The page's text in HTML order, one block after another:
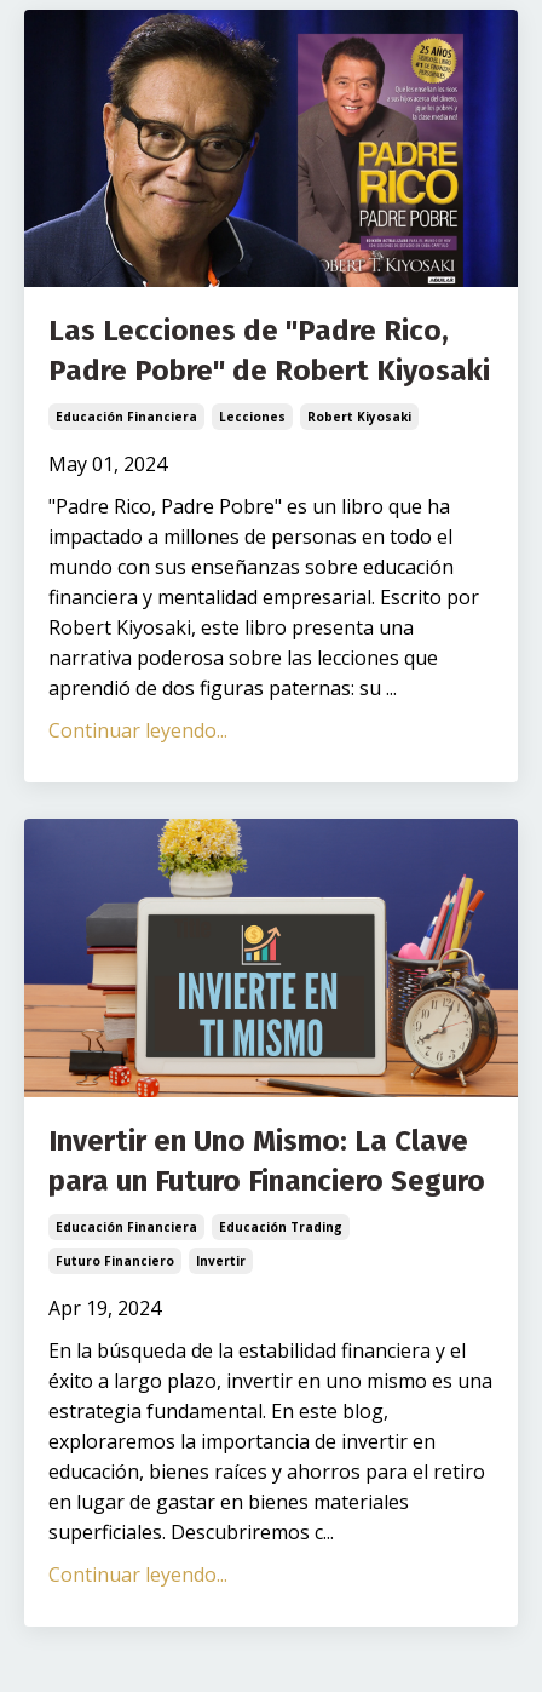
Las Lecciones de "Padre Rico,
Padre Pobre" de Robert Kiyosaki
Educación Financiera Lecciones Robert Kiyosaki
May 01, 2024
"Padre Rico, Padre Pobre" es un libro que ha
impactado a millones de personas en todo el
mundo con sus enseñanzas sobre educación
financiera y mentalidad empresarial. Escrito por
Robert Kiyosaki, este libro presenta una
narrativa poderosa sobre las lecciones que
aprendió de dos figuras paternas: su ...
Continuar leyendo...
Invertir en Uno Mismo: La Clave
para un Futuro Financiero Seguro
Educación Financiera
Educación Trading
Futuro Financiero
Invertir
Apr 19, 2024
En la búsqueda de la estabilidad financiera y el
éxito a largo plazo, invertir en uno mismo es una
estrategia fundamental. En este blog,
exploraremos la importancia de invertir en
educación, bienes raíces y ahorros para el retiro
en lugar de gastar en bienes materiales
superficiales. Descubriremos c...
Continuar leyendo...